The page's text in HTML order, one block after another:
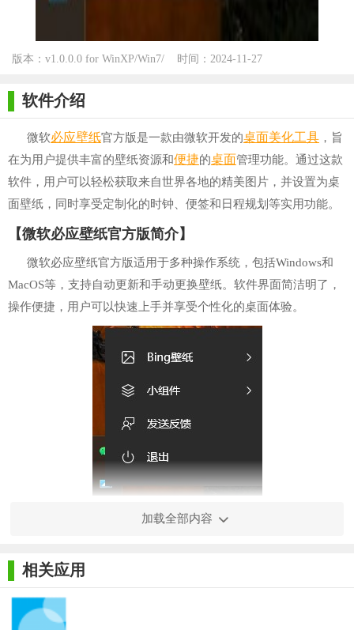
版本：v1.0.0.0 for WinXP/Win7/
时间：2024-11-27
软件介绍
微软必应壁纸官方版是一款由微软开发的桌面美化工具 ，旨
在为用户提供丰富的壁纸资源和便捷的桌面管理功能。通过这款
软件，用户可以轻松获取来自世界各地的精美图片，并设置为桌
面壁纸，同时享受定制化的时钟、便签和日程规划等实用功能。
【微软必应壁纸官方版简介】
微软必应壁纸官方版适用于多种操作系统，包括Windows和
MacOS等，支持自动更新和手动更换壁纸。软件界面简洁明了，
操作便捷，用户可以快速上手并享受个性化的桌面体验。
【微软必应壁纸官方版技巧】
微软必应官方发布的壁纸每天动态更新桌面壁纸，保持桌面的新
鲜感。
2. 自定义壁纸：除了自动更新外，用户还可以手动选择喜欢
加载全部内容
相关应用